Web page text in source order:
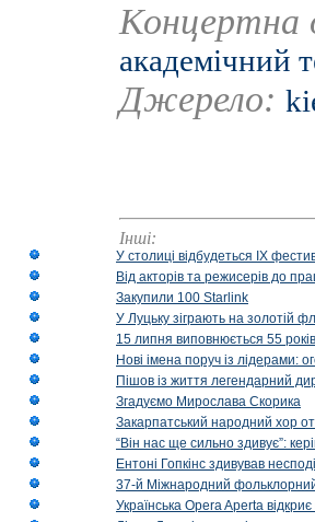
Концертна
академічний
Джерело:
Інші:
У столиці відбудеться IX
Від акторів та режисерів до
Закупили 100 Starlink
У Луцьку зіграють на золотій
15 липня виповнюється 55
Нові імена поруч із лідерами:
Пішов із життя легендарний
Згадуємо Мирослава Скорика
Закарпатський народний хор
“Він нас ще сильно здивує”:
Ентоні Гопкінс здивував
37-й Міжнародний фольклорний
Українська Opera Aperta